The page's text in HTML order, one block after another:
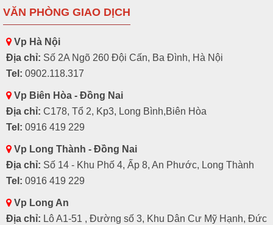
VĂN PHÒNG GIAO DỊCH
Vp Hà Nội
Địa chỉ: Số 2A Ngõ 260 Đội Cấn, Ba Đình, Hà Nội
Tel: 0902.118.317
Vp Biên Hòa - Đồng Nai
Địa chỉ: C178, Tổ 2, Kp3, Long Bình,Biên Hòa
Tel: 0916 419 229
Vp Long Thành - Đồng Nai
Địa chỉ: Số 14 - Khu Phố 4, Ấp 8, An Phước, Long Thành
Tel: 0916 419 229
Vp Long An
Địa chỉ: Lô A1-51 , Đường số 3, Khu Dân Cư Mỹ Hạnh, Đức